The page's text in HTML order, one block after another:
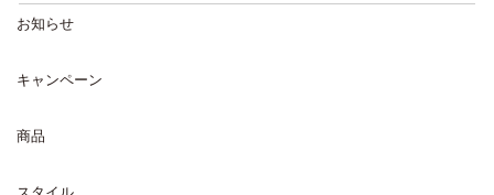
お知らせ
キャンペーン
商品